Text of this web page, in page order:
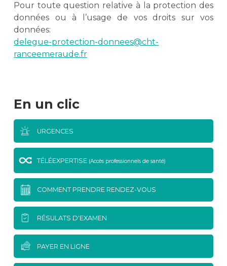
Pour toute question relative à la protection des
données ou à l’usage de vos droits sur vos
données:
delegue-protection-donnees@cht-
ranceemeraude.fr
En un clic
URGENCES
TÉLÉEXPERTISE (Accès professionnels de santé)
COMMENT PRENDRE RENDEZ-VOUS
RÉSULATS D'EXAMEN
PAYER EN LIGNE